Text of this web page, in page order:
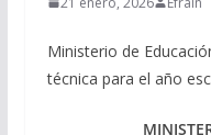
Ministerio de
técnica para el año